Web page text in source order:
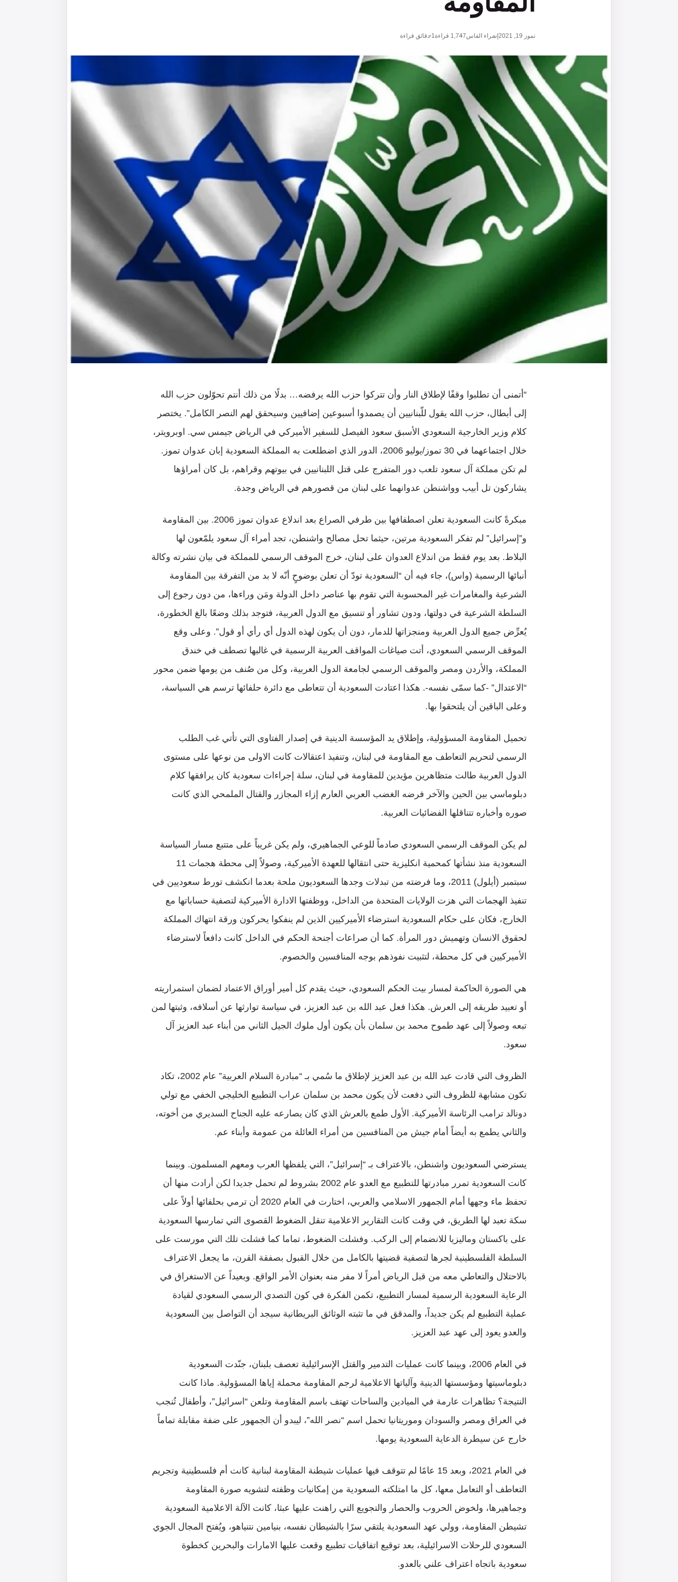
تموز 19, 2021 إسراء الفاس1,747 قراءة1 دقائق قراءة
“أتمنى أن تطلبوا وقفًا لإطلاق النار وأن تتركوا حزب الله يرفضه… بدلًا من ذلك أنتم تحوّلون حزب الله
إلى أبطال، حزب الله يقول للّبنانيين أن يصمدوا أسبوعين إضافيين وسيحقق لهم النصر الكامل”. يختصر
كلام وزير الخارجية السعودي الأسبق سعود الفيصل للسفير الأميركي في الرياض جيمس سي. اوبرويتر،
خلال اجتماعهما في 30 تموز/يوليو 2006، الدور الذي اضطلعت به المملكة السعودية إبان عدوان تموز.
لم تكن مملكة آل سعود تلعب دور المتفرج على قتل اللبنانيين في بيوتهم وقراهم، بل كان أمراؤها
يشاركون تل أبيب وواشنطن عدوانهما على لبنان من قصورهم في الرياض وجدة.
مبكرةً كانت السعودية تعلن اصطفافها بين طرفي الصراع بعد اندلاع عدوان تموز 2006. بين المقاومة
و”إسرائيل” لم تفكر السعودية مرتين، حيثما تحل مصالح واشنطن، تجد أمراء آل سعود يلمّعون لها
البلاط. بعد يوم فقط من اندلاع العدوان على لبنان، خرج الموقف الرسمي للمملكة في بيان نشرته وكالة
أنبائها الرسمية (واس)، جاء فيه أن “السعودية تودّ أن تعلن بوضوحٍ أنّه لا بد من التفرقة بين المقاومة
الشرعية والمغامرات غير المحسوبة التي تقوم بها عناصر داخل الدولة ومَن وراءها، من دون رجوع إلى
السلطة الشرعية في دولتها، ودون تشاور أو تنسيق مع الدول العربية، فتوجد بذلك وضعًا بالغ الخطورة،
يُعرِّض جميع الدول العربية ومنجزاتها للدمار، دون أن يكون لهذه الدول أي رأي أو قول”. وعلى وقع
الموقف الرسمي السعودي، أتت صياغات المواقف العربية الرسمية في غالبها تصطف في خندق
المملكة، والأردن ومصر والموقف الرسمي لجامعة الدول العربية، وكل من صُنف من يومها ضمن محور
“الاعتدال” -كما سمّى نفسه-. هكذا اعتادت السعودية أن تتعاطى مع دائرة حلفائها ترسم هي السياسة،
وعلى الباقين أن يلتحقوا بها.
تحميل المقاومة المسؤولية، وإطلاق يد المؤسسة الدينية في إصدار الفتاوى التي تأتي غب الطلب
الرسمي لتحريم التعاطف مع المقاومة في لبنان، وتنفيذ اعتقالات كانت الاولى من نوعها على مستوى
الدول العربية طالت متظاهرين مؤيدين للمقاومة في لبنان، سلة إجراءات سعودية كان يرافقها كلام
دبلوماسي بين الحين والآخر فرضه الغضب العربي العارم إزاء المجازر والقتال الملمحي الذي كانت
صوره وأخباره تتناقلها الفضائيات العربية.
لم يكن الموقف الرسمي السعودي صادماً للوعي الجماهيري، ولم يكن غريباً على متتبع مسار السياسة
السعودية منذ نشأتها كمحمية انكليزية حتى انتقالها للعهدة الأميركية، وصولاً إلى محطة هجمات 11
سبتمبر (أيلول) 2011، وما فرضته من تبدلات وجدها السعوديون ملحة بعدما انكشف تورط سعوديين في
تنفيذ الهجمات التي هزت الولايات المتحدة من الداخل، ووظفتها الادارة الأميركية لتصفية حساباتها مع
الخارج، فكان على حكام السعودية استرضاء الأميركيين الذين لم ينفكوا يحركون ورقة انتهاك المملكة
لحقوق الانسان وتهميش دور المرأة. كما أن صراعات أجنحة الحكم في الداخل كانت دافعاً لاسترضاء
الأميركيين في كل محطة، لتثبيت نفوذهم بوجه المنافسين والخصوم.
هي الصورة الحاكمة لمسار بيت الحكم السعودي، حيث يقدم كل أمير أوراق الاعتماد لضمان استمراريته
أو تعبيد طريقه إلى العرش. هكذا فعل عبد الله بن عبد العزيز، في سياسة توارثها عن أسلافه، وثبتها لمن
تبعه وصولاً إلى عهد طموح محمد بن سلمان بأن يكون أول ملوك الجيل الثاني من أبناء عبد العزيز آل
سعود.
الظروف التي قادت عبد الله بن عبد العزيز لإطلاق ما سُمي بـ “مبادرة السلام العربية” عام 2002، تكاد
تكون مشابهة للظروف التي دفعت لأن يكون محمد بن سلمان عراب التطبيع الخليجي الخفي مع تولي
دونالد ترامب الرئاسة الأميركية. الأول طمع بالعرش الذي كان يصارعه عليه الجناح السديري من أخوته،
والثاني يطمع به أيضاً أمام جيش من المنافسين من أمراء العائلة من عمومة وأبناء عم.
يسترضي السعوديون واشنطن، بالاعتراف بـ “إسرائيل”، التي يلفظها العرب ومعهم المسلمون. وبينما
كانت السعودية تمرر مبادرتها للتطبيع مع العدو عام 2002 بشروط لم تحمل جديدا لكن أرادت منها أن
تحفظ ماء وجهها أمام الجمهور الاسلامي والعربي، اختارت في العام 2020 أن ترمي بحلفائها أولاً على
سكة تعبد لها الطريق، في وقت كانت التقارير الاعلامية تنقل الضغوط القصوى التي تمارسها السعودية
على باكستان وماليزيا للانضمام إلى الركب. وفشلت الضغوط، تماما كما فشلت تلك التي مورست على
السلطة الفلسطينية لجرها لتصفية قضيتها بالكامل من خلال القبول بصفقة القرن، ما يجعل الاعتراف
بالاحتلال والتعاطي معه من قبل الرياض أمراً لا مفر منه بعنوان الأمر الواقع. وبعيداً عن الاستغراق في
الرعاية السعودية الرسمية لمسار التطبيع، تكمن الفكرة في كون التصدي الرسمي السعودي لقيادة
عملية التطبيع لم يكن جديداً، والمدقق في ما تثبته الوثائق البريطانية سيجد أن التواصل بين السعودية
والعدو يعود إلى عهد عبد العزيز.
في العام 2006، وبينما كانت عمليات التدمير والقتل الإسرائيلية تعصف بلبنان، جنّدت السعودية
دبلوماسيتها ومؤسستها الدينية وآلياتها الاعلامية لرجم المقاومة محملة إياها المسؤولية. ماذا كانت
النتيجة؟ تظاهرات عارمة في الميادين والساحات تهتف باسم المقاومة وتلعن “اسرائيل”، وأطفال تُنجب
في العراق ومصر والسودان وموريتانيا تحمل اسم “نصر الله”، ليبدو أن الجمهور على ضفة مقابلة تماماً
خارج عن سيطرة الدعاية السعودية يومها.
في العام 2021، وبعد 15 عامًا لم تتوقف فيها عمليات شيطنة المقاومة لبنانية كانت أم فلسطينية وتجريم
التعاطف أو التعامل معها، كل ما امتلكته السعودية من إمكانيات وظفته لتشويه صورة المقاومة
وجماهيرها، ولخوض الحروب والحصار والتجويع التي راهنت عليها عبثا، كانت الآلة الاعلامية السعودية
تشيطن المقاومة، وولي عهد السعودية يلتقي سرًا بالشيطان نفسه، بنيامين نتنياهو، ويُفتح المجال الجوي
السعودي للرحلات الاسرائيلية، بعد توقيع اتفاقيات تطبيع وقعت عليها الامارات والبحرين كخطوة
سعودية باتجاه اعتراف علني بالعدو.